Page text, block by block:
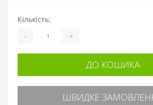
Кількість:
- +
ДО КОШИКА
ШВИДКЕ